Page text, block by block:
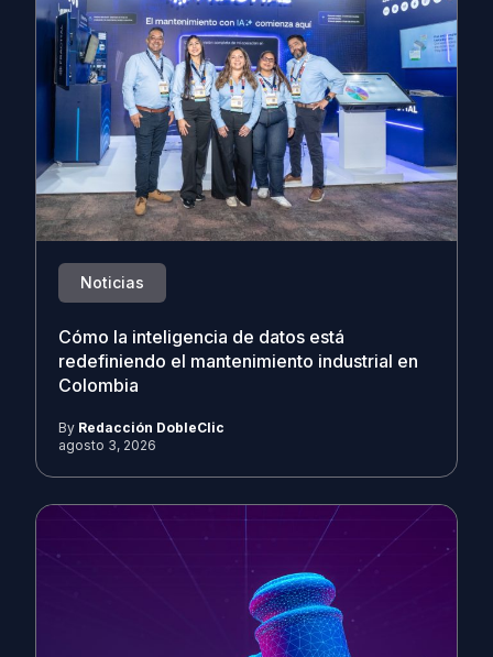
Noticias
Cómo la inteligencia de datos está
redefiniendo el mantenimiento industrial en
Colombia
By Redacción DobleClic
agosto 3, 2026